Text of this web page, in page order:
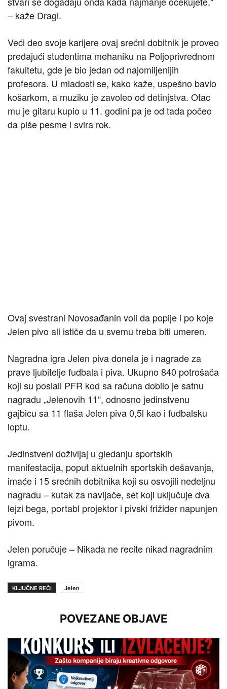
– kaže Dragi.
Veći deo svoje karijere ovaj srećni dobitnik je proveo
predajući studentima mehaniku na Poljoprivrednom
fakultetu, gde je bio jedan od najomiljenijih
profesora. U mladosti se, kako kaže, uspešno bavio
košarkom, a muziku je zavoleo od detinjstva. Otac
mu je gitaru kupio u 11. godini pa je od tada počeo
da piše pesme i svira rok.
Ovaj svestrani Novosađanin voli da popije i po koje
Jelen pivo ali ističe da u svemu treba biti umeren.
Nagradna igra Jelen piva donela je i nagrade za
prave ljubitelje fudbala i piva. Ukupno 840 potrošača
koji su poslali PFR kod sa računa dobilo je satnu
nagradu „Jelenovih 11“, odnosno jedinstvenu
gajbicu sa 11 flaša Jelen piva 0,5l kao i fudbalsku
loptu.
Jedinstveni doživljaj u gledanju sportskih
manifestacija, poput aktuelnih sportskih dešavanja,
imaće i 15 srećnih dobitnika koji su osvojili nedeljnu
nagradu – kutak za navijače, set koji uključuje dva
lejzi bega, portabl projektor i pivski frižider napunjen
pivom.
Jelen poručuje – Nikada ne recite nikad nagradnim
igrama.
KLJUČNE REČI Jelen
POVEZANE OBJAVE